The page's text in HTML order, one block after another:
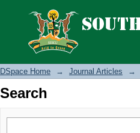
Search
DSpace Home → Journal Articles →
Search